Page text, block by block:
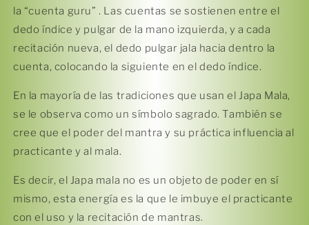
la “cuenta guru” . Las cuentas se sostienen entre el
dedo índice y pulgar de la mano izquierda, y a cada
recitación nueva, el dedo pulgar jala hacia dentro la
cuenta, colocando la siguiente en el dedo índice.
En la mayoría de las tradiciones que usan el Japa Mala,
se le observa como un símbolo sagrado. También se
cree que el poder del mantra y su práctica influencia al
practicante y al mala.
Es decir, el Japa mala no es un objeto de poder en sí
mismo, esta energía es la que le imbuye el practicante
con el uso y la recitación de mantras.
Compra ahora y paga a meses
sin tarjeta de crédito
Agrega tu producto al carrito yelige
pagar con Meses sin Tarjeta.
2 En tu cuenta de Mercado Pago,
elige
la cantidad de mesesy confirma.
3 Paga mes a mes
Crédito sujeto a aprobación.
¿Tienes dudas? Consulta nuestra